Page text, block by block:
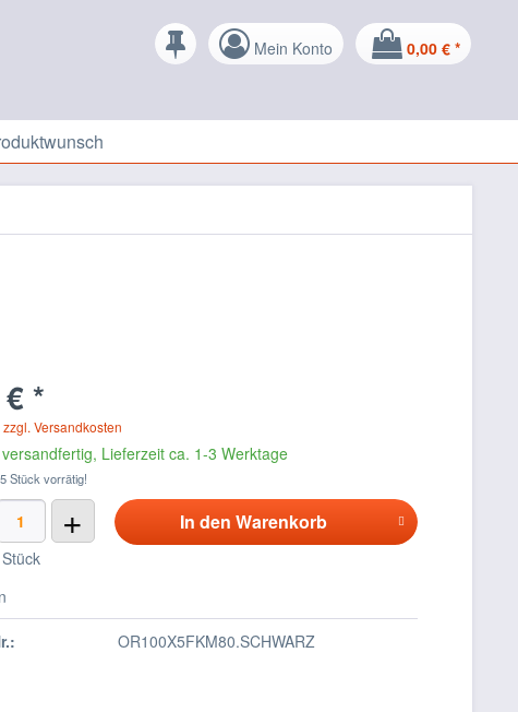
Mein Konto 0,00 € *
*
zzgl. Versandkosten
Lieferzeit ca. 1-3 Werktage
Stück vorrätig!
+
Stück
In den Warenkorb
OR100X5FKM80.SCHWARZ